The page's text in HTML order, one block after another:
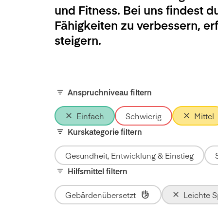
und Fitness. Bei uns findest
Fähigkeiten zu verbessern,
steigern.
Anspruchniveau filtern
Einfach Schwierig
Mittel
Kurskategorie filtern
Gesundheit, Entwicklung & Einstieg
Hilfsmittel filtern
Gebärdenübersetzt Leichte